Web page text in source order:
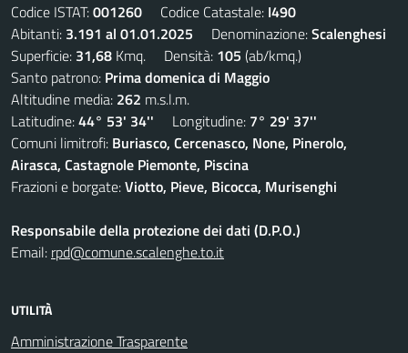
Codice ISTAT:001260 Codice Catastale: I490
Abitanti: 3.191 al 01.01.2025 Denominazione:Scalenghesi
Superficie: 31,68 Kmq. Densità: 105 (ab/kmq.)
Santo patrono: Prima domenica di Maggio
Altitudine media: 262 m.s.l.m.
Latitudine:44° 53' 34'' Longitudine: 7° 29' 37''
Comuni limitrofi: Buriasco, Cercenasco, None, Pinerolo,
Airasca, Castagnole Piemonte, Piscina
Frazioni e borgate:Viotto, Pieve, Bicocca, Murisenghi
Responsabile della protezione dei dati (D.P.O.)
Email: rpd@comune.scalenghe.to.it
UTILITÀ
Amministrazione Trasparente